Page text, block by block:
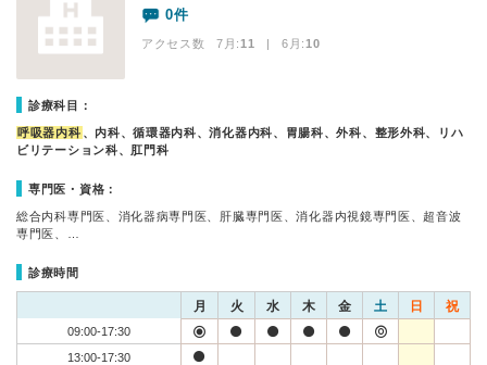
0件
アクセス数 7月:11 | 6月:10
診療科目：
呼吸器内科 、内科、循環器内科、消化器内科、胃腸科、外科、整形外科、リハ
ビリテーション科、肛門科
専門医・資格：
総合内科専門医、消化器病専門医、肝臓専門医、消化器内視鏡専門医、超音波
専門医、…
診療時間
月 火 水 木 金 土 日 祝
09:00-17:30
13:00-17:30